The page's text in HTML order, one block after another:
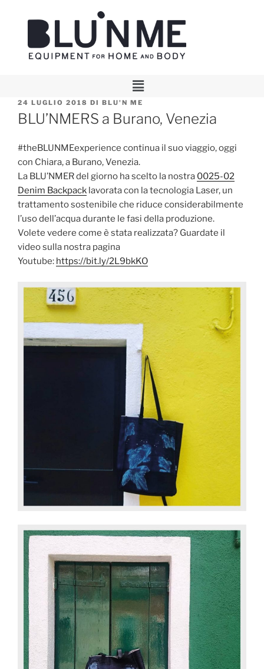
24 LUGLIO 2018 DI BLU'N ME
BLU’NMERS a Burano, Venezia
#theBLUNMEexperience continua il suo viaggio, oggi
con Chiara, a Burano, Venezia.
La BLU’NMER del giorno ha scelto la nostra 0025-02
Denim Backpack lavorata con la tecnologia Laser, un
trattamento sostenibile che riduce considerabilmente
l’uso dell’acqua durante le fasi della produzione.
Volete vedere come è stata realizzata? Guardate il
video sulla nostra pagina
Youtube: https://bit.ly/2L9bkKO